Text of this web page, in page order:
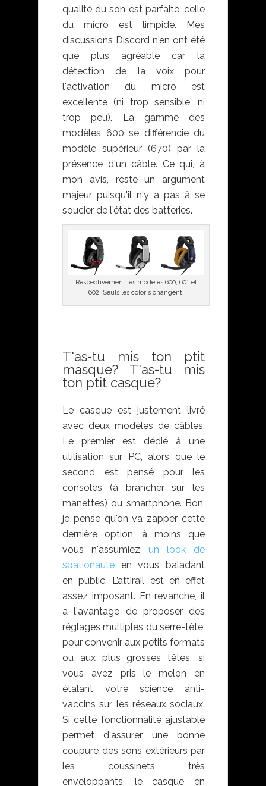
qualité du son est parfaite, celle
du micro est limpide. Mes
discussions Discord n'en ont été
que plus agréable car la
détection de la voix pour
l'activation du micro est
excellente (ni trop sensible, ni
trop peu). La gamme des
modèles 600 se différencie du
modèle supérieur (670) par la
présence d'un câble. Ce qui, à
mon avis, reste un argument
majeur puisqu'il n'y a pas à se
soucier de l'état des batteries.
Respectivement les modèles 600, 601 et
602. Seuls les coloris changent.
T'as-tu mis ton ptit
masque? T'as-tu mis
ton ptit casque?
Le casque est justement livré
avec deux modèles de câbles.
Le premier est dédié à une
utilisation sur PC, alors que le
second est pensé pour les
consoles (à brancher sur les
manettes) ou smartphone. Bon,
je pense qu'on va zapper cette
dernière option, à moins que
vous n'assumiez un look de
spationaute en vous baladant
en public. L’attirail est en effet
assez imposant. En revanche, il
a l'avantage de proposer des
réglages multiples du serre-tête,
pour convenir aux petits formats
ou aux plus grosses têtes, si
vous avez pris le melon en
étalant votre science anti-
vaccins sur les réseaux sociaux.
Si cette fonctionnalité ajustable
permet d'assurer une bonne
coupure des sons extérieurs par
les coussinets très
enveloppants, le casque en